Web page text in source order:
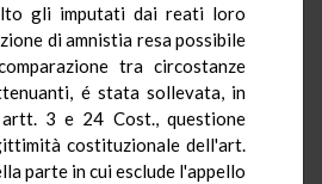
gli imputati dai reati loro
di amnistia resa possibile
tra circostanze
é stata sollevata, in
3 e 24 Cost., questione
costituzionale dell'art.
parte in cui esclude l'appello